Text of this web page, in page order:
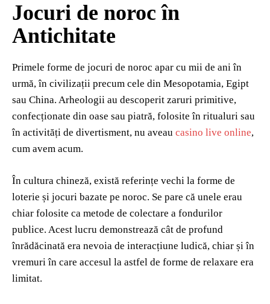
Jocuri de noroc în
Antichitate
Primele forme de jocuri de noroc apar cu mii de ani în
urmă, în civilizații precum cele din Mesopotamia, Egipt
sau China. Arheologii au descoperit zaruri primitive,
confecționate din oase sau piatră, folosite în ritualuri sau
în activități de divertisment, nu aveau casino live online,
cum avem acum.
În cultura chineză, există referințe vechi la forme de
loterie și jocuri bazate pe noroc. Se pare că unele erau
chiar folosite ca metode de colectare a fondurilor
publice. Acest lucru demonstrează cât de profund
înrădăcinată era nevoia de interacțiune ludică, chiar și în
vremuri în care accesul la astfel de forme de relaxare era
limitat.